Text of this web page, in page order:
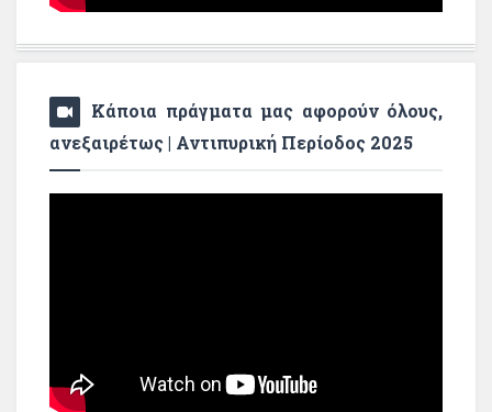
Κάποια πράγματα μας αφορούν όλους,
ανεξαιρέτως | Αντιπυρική Περίοδος 2025